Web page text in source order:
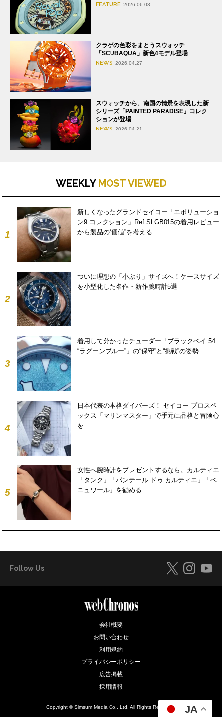
FEATURE 2026.06.03
クラゲの色彩をまとうスウォッチ
「SCUBAQUA」新色4モデル登場
NEWS 2026.04.27
スウォッチから、南国の情景を表現した新
シリーズ「PAINTED PARADISE」コレク
ションが登場
NEWS 2026.04.21
WEEKLY MOST VIEWED
1
新しくなったグランドセイコー「エボリューショ
ン9 コレクション」Ref.SLGB015の着用レビュー
から製品の“価値”を考える
2
ついに理想の「小ぶり」サイズへ！ケースサイズ
を小型化した名作・新作腕時計5選
3
着用して分かったチューダー「ブラックベイ 54
“ラグーンブルー”」の“保守”と“挑戦”の姿勢
4
日本代表の本格ダイバーズ！ セイコー プロスペ
ックス「マリンマスター」で手元に品格と冒険心
を
5
女性へ腕時計をプレゼントするなら。カルティエ
「タンク」「パンテール ドゥ カルティエ」「ベ
ニュワール」を勧める
Follow Us
会社概要
お問い合わせ
利用規約
プライバシーポリシー
広告掲載
採用情報
Copyright © Simsum Media Co., Ltd. All Rights Reserved. JA